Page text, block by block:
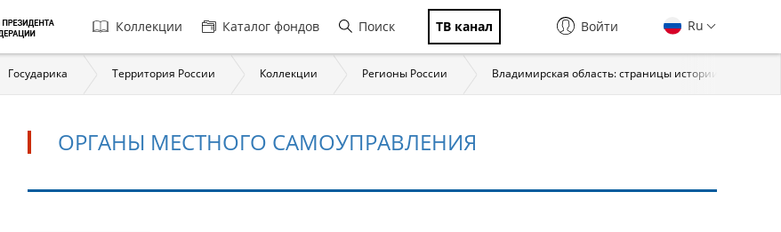
Главная
навигация
Коллекции Каталог фондов Поиск ТВ канал Ru
Войти
Государика Территория России Коллекции Регионы России Владимирская область: страницы истории
ОРГАНЫ МЕСТНОГО САМОУПРАВЛЕНИЯ